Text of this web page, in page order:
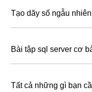
Tạo dãy số ngẫu
Bài tập sql server cơ
Tất cả những gì bạn